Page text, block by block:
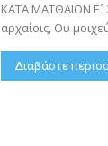
ΚΑΤΑ ΜΑΤΘΑΙΟΝ Ε´
αρχαίοις, Ου
Διαβάστε